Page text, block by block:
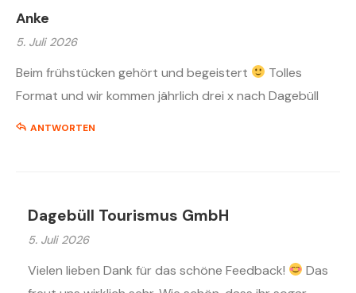
Anke
5. Juli 2026
Beim frühstücken gehört und begeistert
Tolles
Format und wir kommen jährlich drei x nach Dagebüll
ANTWORTEN
Dagebüll Tourismus GmbH
5. Juli 2026
Vielen lieben Dank für das schöne Feedback!
Das